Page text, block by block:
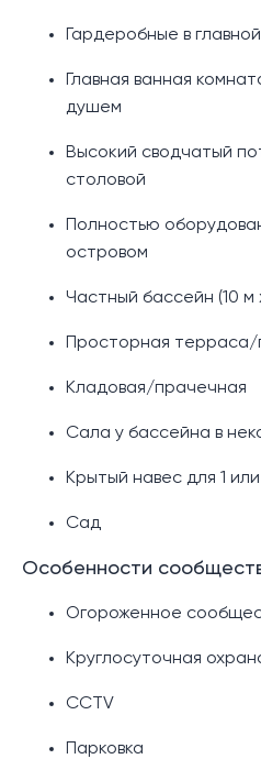
Гардеробные в
Главная ванная
душем
Высокий сводчатый
столовой
Полностью
островом
Частный бассейн (10 м
Просторная
Кладовая/прачечная
Сала у бассейна в
Крытый навес для 1
Сад
Особенности
Огороженное
Круглосуточная
CCTV
Парковка